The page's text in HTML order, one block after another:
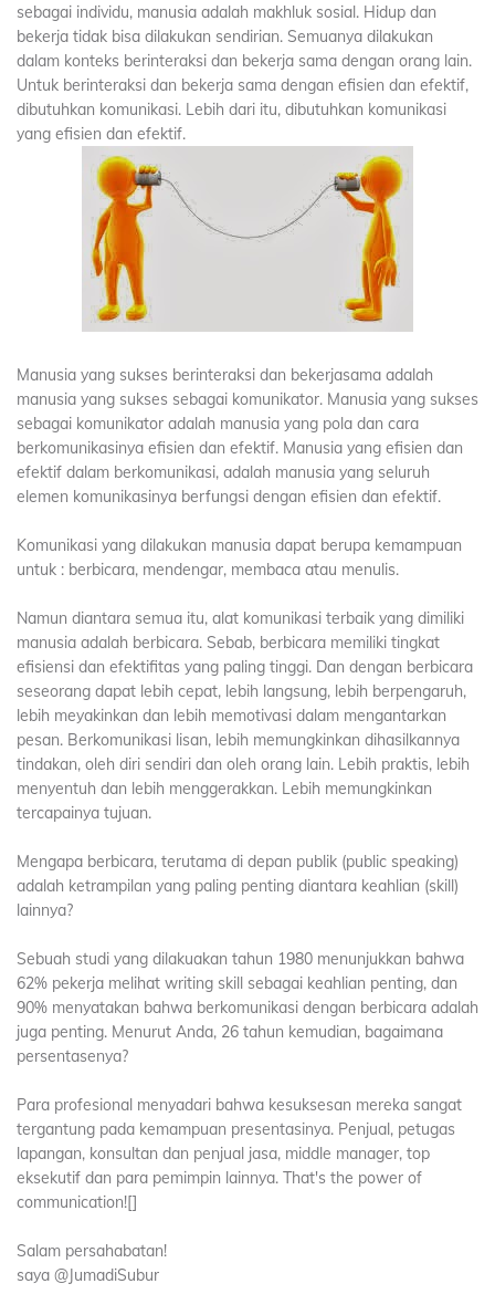
sebagai individu, manusia adalah makhluk sosial. Hidup dan
bekerja tidak bisa dilakukan sendirian. Semuanya dilakukan
dalam konteks berinteraksi dan bekerja sama dengan orang lain.
Untuk berinteraksi dan bekerja sama dengan efisien dan efektif,
dibutuhkan komunikasi. Lebih dari itu, dibutuhkan komunikasi
yang efisien dan efektif.
Manusia yang sukses berinteraksi dan bekerjasama adalah
manusia yang sukses sebagai komunikator. Manusia yang sukses
sebagai komunikator adalah manusia yang pola dan cara
berkomunikasinya efisien dan efektif. Manusia yang efisien dan
efektif dalam berkomunikasi, adalah manusia yang seluruh
elemen komunikasinya berfungsi dengan efisien dan efektif.
Komunikasi yang dilakukan manusia dapat berupa kemampuan
untuk : berbicara, mendengar, membaca atau menulis.
Namun diantara semua itu, alat komunikasi terbaik yang dimiliki
manusia adalah berbicara. Sebab, berbicara memiliki tingkat
efisiensi dan efektifitas yang paling tinggi. Dan dengan berbicara
seseorang dapat lebih cepat, lebih langsung, lebih berpengaruh,
lebih meyakinkan dan lebih memotivasi dalam mengantarkan
pesan. Berkomunikasi lisan, lebih memungkinkan dihasilkannya
tindakan, oleh diri sendiri dan oleh orang lain. Lebih praktis, lebih
menyentuh dan lebih menggerakkan. Lebih memungkinkan
tercapainya tujuan.
Mengapa berbicara, terutama di depan publik (public speaking)
adalah ketrampilan yang paling penting diantara keahlian (skill)
lainnya?
Sebuah studi yang dilakuakan tahun 1980 menunjukkan bahwa
62% pekerja melihat writing skill sebagai keahlian penting, dan
90% menyatakan bahwa berkomunikasi dengan berbicara adalah
juga penting. Menurut Anda, 26 tahun kemudian, bagaimana
persentasenya?
Para profesional menyadari bahwa kesuksesan mereka sangat
tergantung pada kemampuan presentasinya. Penjual, petugas
lapangan, konsultan dan penjual jasa, middle manager, top
eksekutif dan para pemimpin lainnya. That's the power of
communication![]
Salam persahabatan!
saya @JumadiSubur